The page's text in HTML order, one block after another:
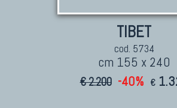
TIBET
cod. 5734
cm 155 x 240
€ 2.200 -40% €